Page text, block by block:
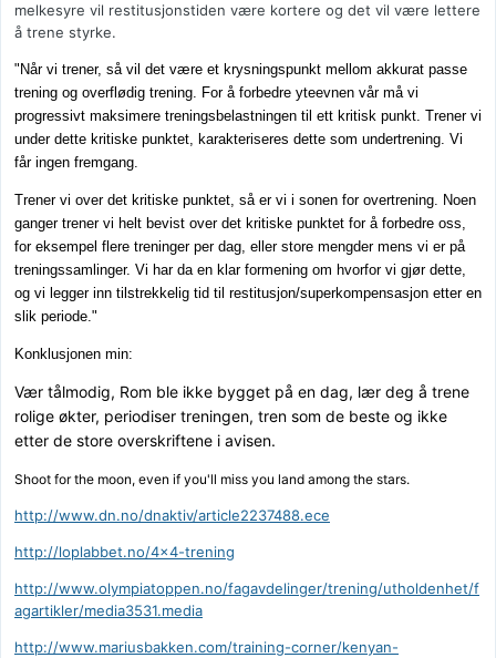
melkesyre vil restitusjonstiden være kortere og det vil være lettere
å trene styrke.
"Når vi trener, så vil det være et krysningspunkt mellom akkurat passe
trening og overflødig trening. For å forbedre yteevnen vår må vi
progressivt maksimere treningsbelastningen til ett kritisk punkt. Trener vi
under dette kritiske punktet, karakteriseres dette som undertrening. Vi
får ingen fremgang.
Trener vi over det kritiske punktet, så er vi i sonen for overtrening. Noen
ganger trener vi helt bevist over det kritiske punktet for å forbedre oss,
for eksempel flere treninger per dag, eller store mengder mens vi er på
treningssamlinger. Vi har da en klar formening om hvorfor vi gjør dette,
og vi legger inn tilstrekkelig tid til restitusjon/superkompensasjon etter en
slik periode."
Konklusjonen min:
Vær tålmodig, Rom ble ikke bygget på en dag, lær deg å trene
rolige økter, periodiser treningen, tren som de beste og ikke
etter de store overskriftene i avisen.
Shoot for the moon, even if you'll miss you land among the stars.
http://www.dn.no/dnaktiv/article2237488.ece
http://loplabbet.no/4x4-trening
http://www.olympiatoppen.no/fagavdelinger/trening/utholdenhet/f
agartikler/media3531.media
http://www.mariusbakken.com/training-corner/kenyan-